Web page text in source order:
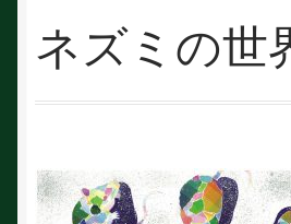
ス
ッ
ッ
会社概要
作家で探す
初めての方へ
ネズミの世